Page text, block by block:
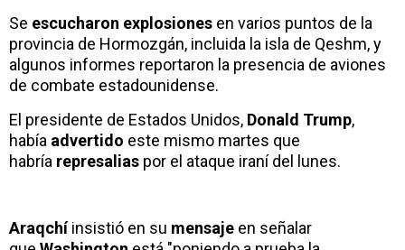
Se escucharon explosiones en varios puntos de la
provincia de Hormozgán, incluida la isla de Qeshm, y
algunos informes reportaron la presencia de aviones
de combate estadounidense.
El presidente de Estados Unidos, Donald Trump,
había advertido este mismo martes que
habría represalias por el ataque iraní del lunes.
Araqchíinsistió en su mensaje en señalar